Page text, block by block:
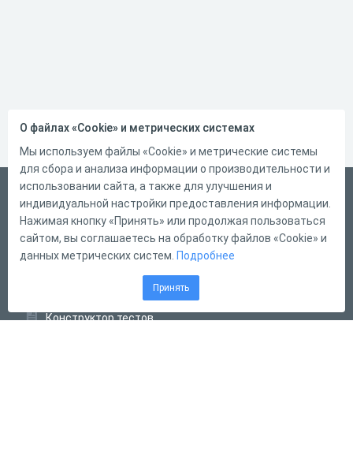
Русский
Справка
Форма обратной связи
Конструктор тестов
О файлах «Cookie» и метрических системах
Мы используем файлы «Cookie» и метрические системы
для сбора и анализа информации о производительности и
использовании сайта, а также для улучшения и
индивидуальной настройки предоставления информации.
Нажимая кнопку «Принять» или продолжая пользоваться
сайтом, вы соглашаетесь на обработку файлов «Cookie» и
данных метрических систем. Подробнее
Принять